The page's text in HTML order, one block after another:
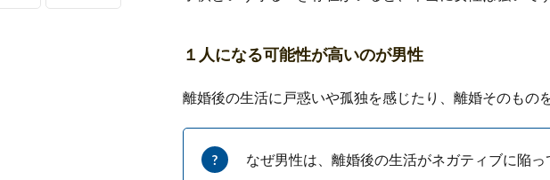
１人になる可能性が高いのが男性
離婚後の生活に戸惑いや孤独を感じたり、離婚そのもの
なぜ男性は、離婚後の生活がネガティブに陥っ